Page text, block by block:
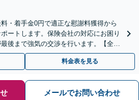
・着手金0円で適正な慰謝料獲得から
ートします。保険会社の対応にお困り
後まで強気の交渉を行います。【全国
さい。
料金表を見る
メールでお問い合わせ